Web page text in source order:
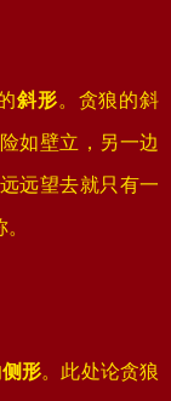
斜形。贪狼的斜
如壁立，另一边
远望去就只有一
侧形。此处论贪狼